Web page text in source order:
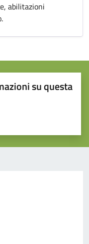
abilitazioni
su questa